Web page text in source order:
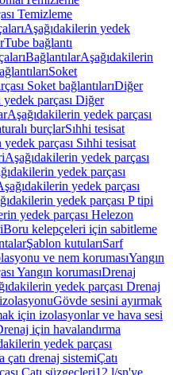
Temizleme
Aşağıdakilerin yedek
bağlantı
BağlantılarAşağıdakilerin
Soket
Soket bağlantılarıDiğer
parçası Diğer
Aşağıdakilerin yedek parçası
burçlarSıhhi tesisat
parçası Sıhhi tesisat
Aşağıdakilerin yedek parçası
yedek parçası
yedek parçası
yedek parçası P tipi
yedek parçası Helezon
Boru kelepçeleri için sabitleme
Şablon kutularıSarf
ve nem korumasıYangın
Yangın korumasıDrenaj
yedek parçası Drenaj
Gövde sesini ayırmak
için izolasyonlar ve hava sesi
için havalandırma
yedek parçası
çatı drenaj sistemiÇatı
Çatı süzgeçleri12 l/sn'ye